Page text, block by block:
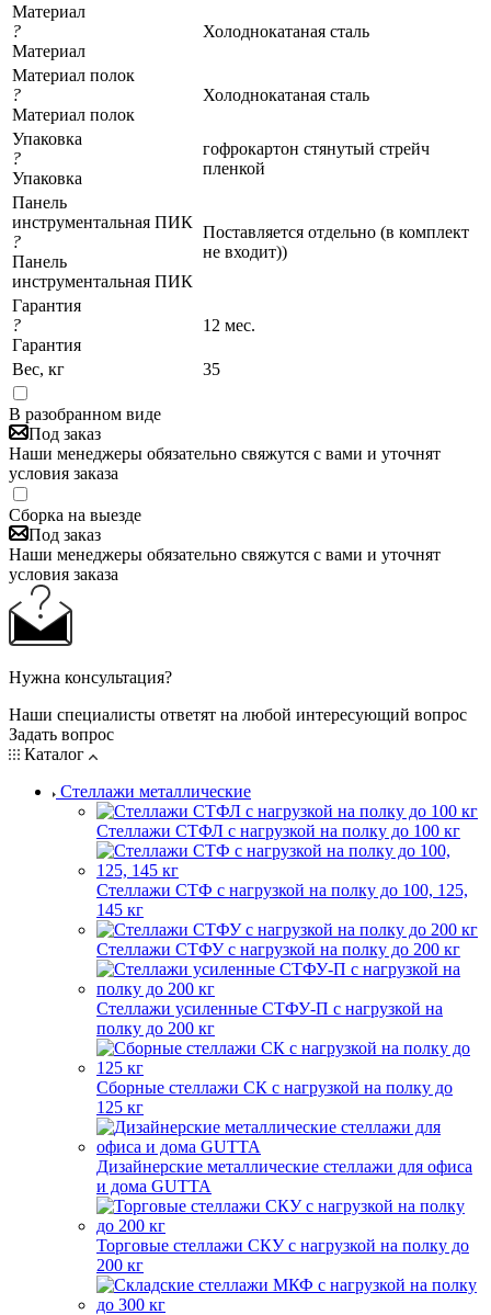
Материал
?
Материал
Холоднокатаная сталь
Материал полок
?
Материал полок
Холоднокатаная сталь
Упаковка
?
Упаковка
гофрокартон стянутый стрейч
пленкой
Панель
инструментальная ПИК
?
Панель
инструментальная ПИК
Поставляется отдельно (в комплект
не входит))
Гарантия
?
Гарантия
12 мес.
Вес, кг 35
В разобранном виде
Под заказ
Наши менеджеры обязательно свяжутся с вами и уточнят
условия заказа
Сборка на выезде
Под заказ
Наши менеджеры обязательно свяжутся с вами и уточнят
условия заказа
Нужна консультация?
Наши специалисты ответят на любой интересующий вопрос
Задать вопрос
Каталог
Стеллажи металлические
Стеллажи СТФЛ с нагрузкой на полку до 100 кг
Стеллажи СТФ с нагрузкой на полку до 100, 125,
145 кг
Стеллажи СТФУ с нагрузкой на полку до 200 кг
Стеллажи усиленные СТФУ-П с нагрузкой на
полку до 200 кг
Сборные стеллажи СК с нагрузкой на полку до
125 кг
Дизайнерские металлические стеллажи для офиса
и дома GUTTA
Торговые стеллажи СКУ с нагрузкой на полку до
200 кг